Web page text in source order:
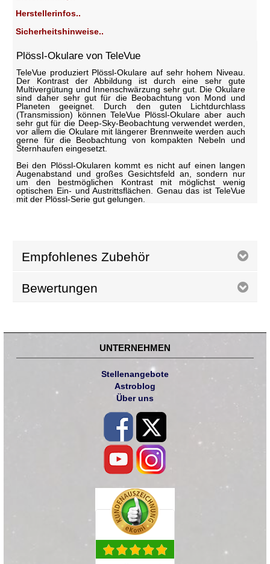
Herstellerinfos..
Sicherheitshinweise..
Plössl-Okulare von TeleVue
TeleVue produziert Plössl-Okulare auf sehr hohem Niveau.
Der Kontrast der Abbildung ist durch eine sehr gute
Multivergütung und Innenschwärzung sehr gut. Die Okulare
sind daher sehr gut für die Beobachtung von Mond und
Planeten geeignet. Durch den guten Lichtdurchlass
(Transmission) können TeleVue Plössl-Okulare aber auch
sehr gut für die Deep-Sky-Beobachtung verwendet werden,
vor allem die Okulare mit längerer Brennweite werden auch
gerne für die Beobachtung von kompakten Nebeln und
Sternhaufen eingesetzt.
Bei den Plössl-Okularen kommt es nicht auf einen langen
Augenabstand und großes Gesichtsfeld an, sondern nur
um den bestmöglichen Kontrast mit möglichst wenig
optischen Ein- und Austrittsflächen. Genau das ist TeleVue
mit der Plössl-Serie gut gelungen.
Empfohlenes Zubehör
Bewertungen
UNTERNEHMEN
Stellenangebote
Astroblog
Über uns